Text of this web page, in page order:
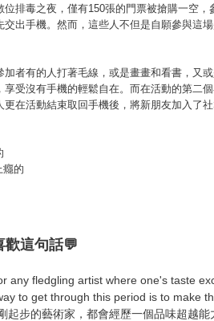
位排毒之夜，僅有150張的門票被搶購一空
交出手機。然而，這些人不但是自願參與這
加者有的人打著毛線，或是畫畫和看書，又
享受沒有手機的輕鬆自在。而在活動的第二
更在活動結束取回手機後，將新朋友加入了
癮的
歡這句話💬
any fledgling artist where one's taste
to get through this period is to make
起步的藝術家，都會經歷一個品味超越